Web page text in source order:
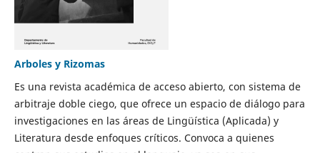
Arboles y Rizomas
Es una revista académica de acceso abierto, con sistema de
arbitraje doble ciego, que ofrece un espacio de diálogo para
investigaciones en las áreas de Lingüística (Aplicada) y
Literatura desde enfoques críticos. Convoca a quienes